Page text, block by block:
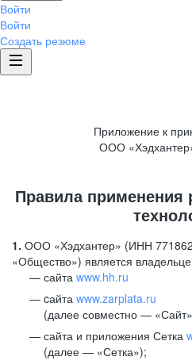
Войти
Войти
Создать резюме
Приложение к
ООО
Правила применения
1. ООО «Хэдхантер» (ИНН
«Общество») является
сайта www.hh.ru
cайта www.zarplata.ru
(далее совместно —
сайта и приложения Сетка
(далее — «Сетка»);